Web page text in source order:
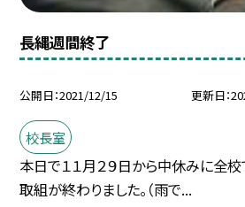
長縄週間終了
公開日 2021/12/15 更新日
校長室
本日で１１月２９日から中休みに全
取組が終わりました。（雨で...